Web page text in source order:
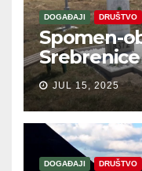
DOGAĐAJI DRUŠTVO
Spomen-
JUL 15, 2025
DOGAĐAJI DRUŠTVO